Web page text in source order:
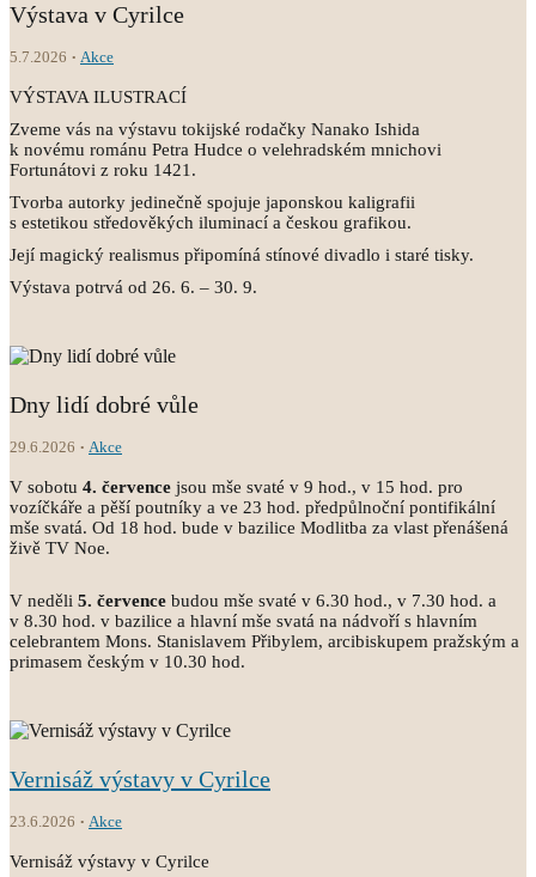
Výstava v Cyrilce
5.7.2026 Akce
VÝSTAVA ILUSTRACÍ
Zveme vás na výstavu tokijské rodačky Nanako Ishida
k novému románu Petra Hudce o velehradském mnichovi
Fortunátovi z roku 1421.
Tvorba autorky jedinečně spojuje japonskou kaligrafii
s estetikou středověkých iluminací a českou grafikou.
Její magický realismus připomíná stínové divadlo i staré tisky.
Výstava potrvá od 26. 6. – 30. 9.
Dny lidí dobré vůle
29.6.2026 Akce
V sobotu 4. července jsou mše svaté v 9 hod., v 15 hod. pro
vozíčkáře a pěší poutníky a ve 23 hod. předpůlnoční pontifikální
mše svatá. Od 18 hod. bude v bazilice Modlitba za vlast přenášená
živě TV Noe.
V neděli 5. července budou mše svaté v 6.30 hod., v 7.30 hod. a
v 8.30 hod. v bazilice a hlavní mše svatá na nádvoří s hlavním
celebrantem Mons. Stanislavem Přibylem, arcibiskupem pražským a
primasem českým v 10.30 hod.
Vernisáž výstavy v Cyrilce
23.6.2026 Akce
Vernisáž výstavy v Cyrilce